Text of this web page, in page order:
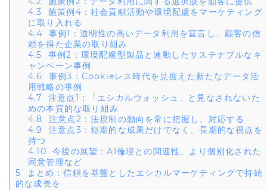
4.3
施策例4：社会貢献活動や環境配慮をマーケティング
に取り入れる
4.4 事例1：透明性の高いデータ利用を宣言し、顧客の信
頼を得た企業の取り組み
4.5 事例2：環境配慮型製品と連動したサステナブルなキ
ャンペーン事例
4.6
事例3：Cookieレス時代を見据えた新たなデータ活
用戦略の事例
4.7 注意点1：「エシカルウォッシュ」と見なされないた
めの本質的な取り組み
4.8 注意点2：法規制の動向を常に把握し、対応する
4.9
注意点3：短期的な成果だけでなく、長期的な視点を
持つ
4.10 今後の展望：AI倫理との関連性、より個別化された
同意管理など
5 まとめ：信頼を基盤としたエシカルマーケティングで持続
的な成長を